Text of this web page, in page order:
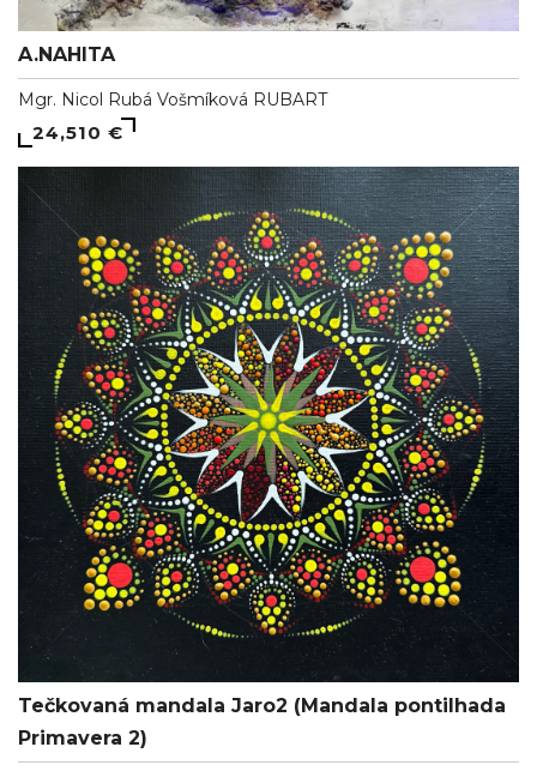
A.NAHITA
Mgr. Nicol Rubá Vošmíková RUBART
24,510 €
Tečkovaná mandala Jaro2 (Mandala pontilhada
Primavera 2)